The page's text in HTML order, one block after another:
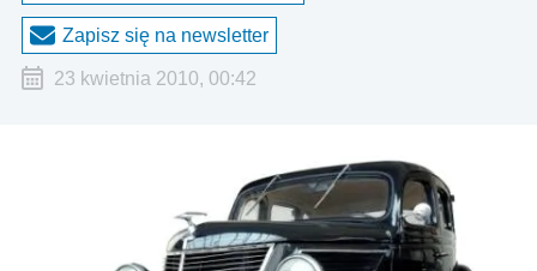
Zapisz się na newsletter
23 kwietnia 2010, 00:42